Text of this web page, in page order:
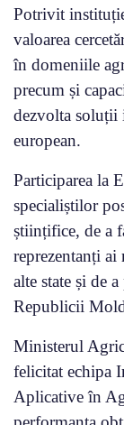
Potrivit
valoarea
în domeniile
precum și
dezvolta soluții
european.
Participarea la
specialiștilor
științifice, de a
reprezentanți ai
alte state și de
Republicii
Ministerul
felicitat echipa
Aplicative în